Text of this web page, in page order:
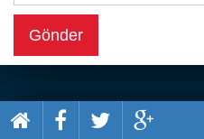
Gönder